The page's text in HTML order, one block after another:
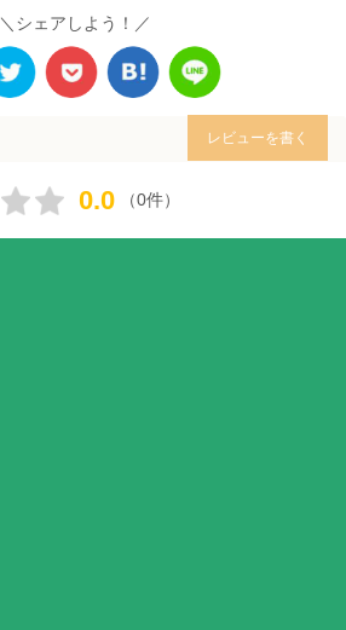
＼シェアしよう！／
レビューを書く
0.0 （0件）